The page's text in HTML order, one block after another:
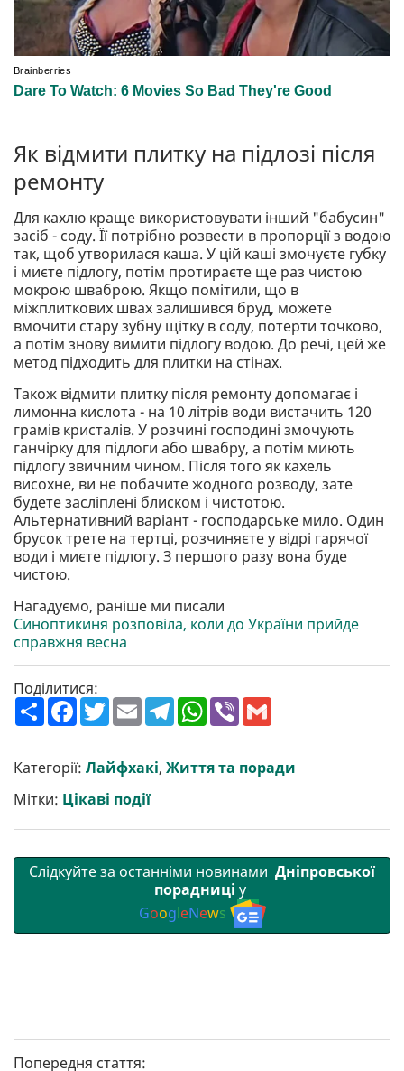
Як відмити плитку на підлозі після
ремонту
Для кахлю краще використовувати інший "бабусин"
засіб - соду. Її потрібно розвести в пропорції з водою
так, щоб утворилася каша. У цій каші змочуєте губку
і миєте підлогу, потім протираєте ще раз чистою
мокрою шваброю. Якщо помітили, що в
міжплиткових швах залишився бруд, можете
вмочити стару зубну щітку в соду, потерти точково,
а потім знову вимити підлогу водою. До речі, цей же
метод підходить для плитки на стінах.
Також відмити плитку після ремонту допомагає і
лимонна кислота - на 10 літрів води вистачить 120
грамів кристалів. У розчині господині змочують
ганчірку для підлоги або швабру, а потім миють
підлогу звичним чином. Після того як кахель
висохне, ви не побачите жодного розводу, зате
будете засліплені блиском і чистотою.
Альтернативний варіант - господарське мило. Один
брусок трете на тертці, розчиняєте у відрі гарячої
води і миєте підлогу. З першого разу вона буде
чистою.
Нагадуємо, раніше ми писали
Синоптикиня розповіла, коли до України прийде
справжня весна
Поділитися:
П
о
р
и
т
и
F
a
b
o
o
k
T
w
t
e
r
E
m
l
T
e
g
r
W
h
s
A
V
r l
Категорії: Лайфхакі, Життя та поради
Мітки: Цікаві події
Слідкуйте за останніми новинами Дніпровської
порадниці у
GoogleNews
Попередня стаття: